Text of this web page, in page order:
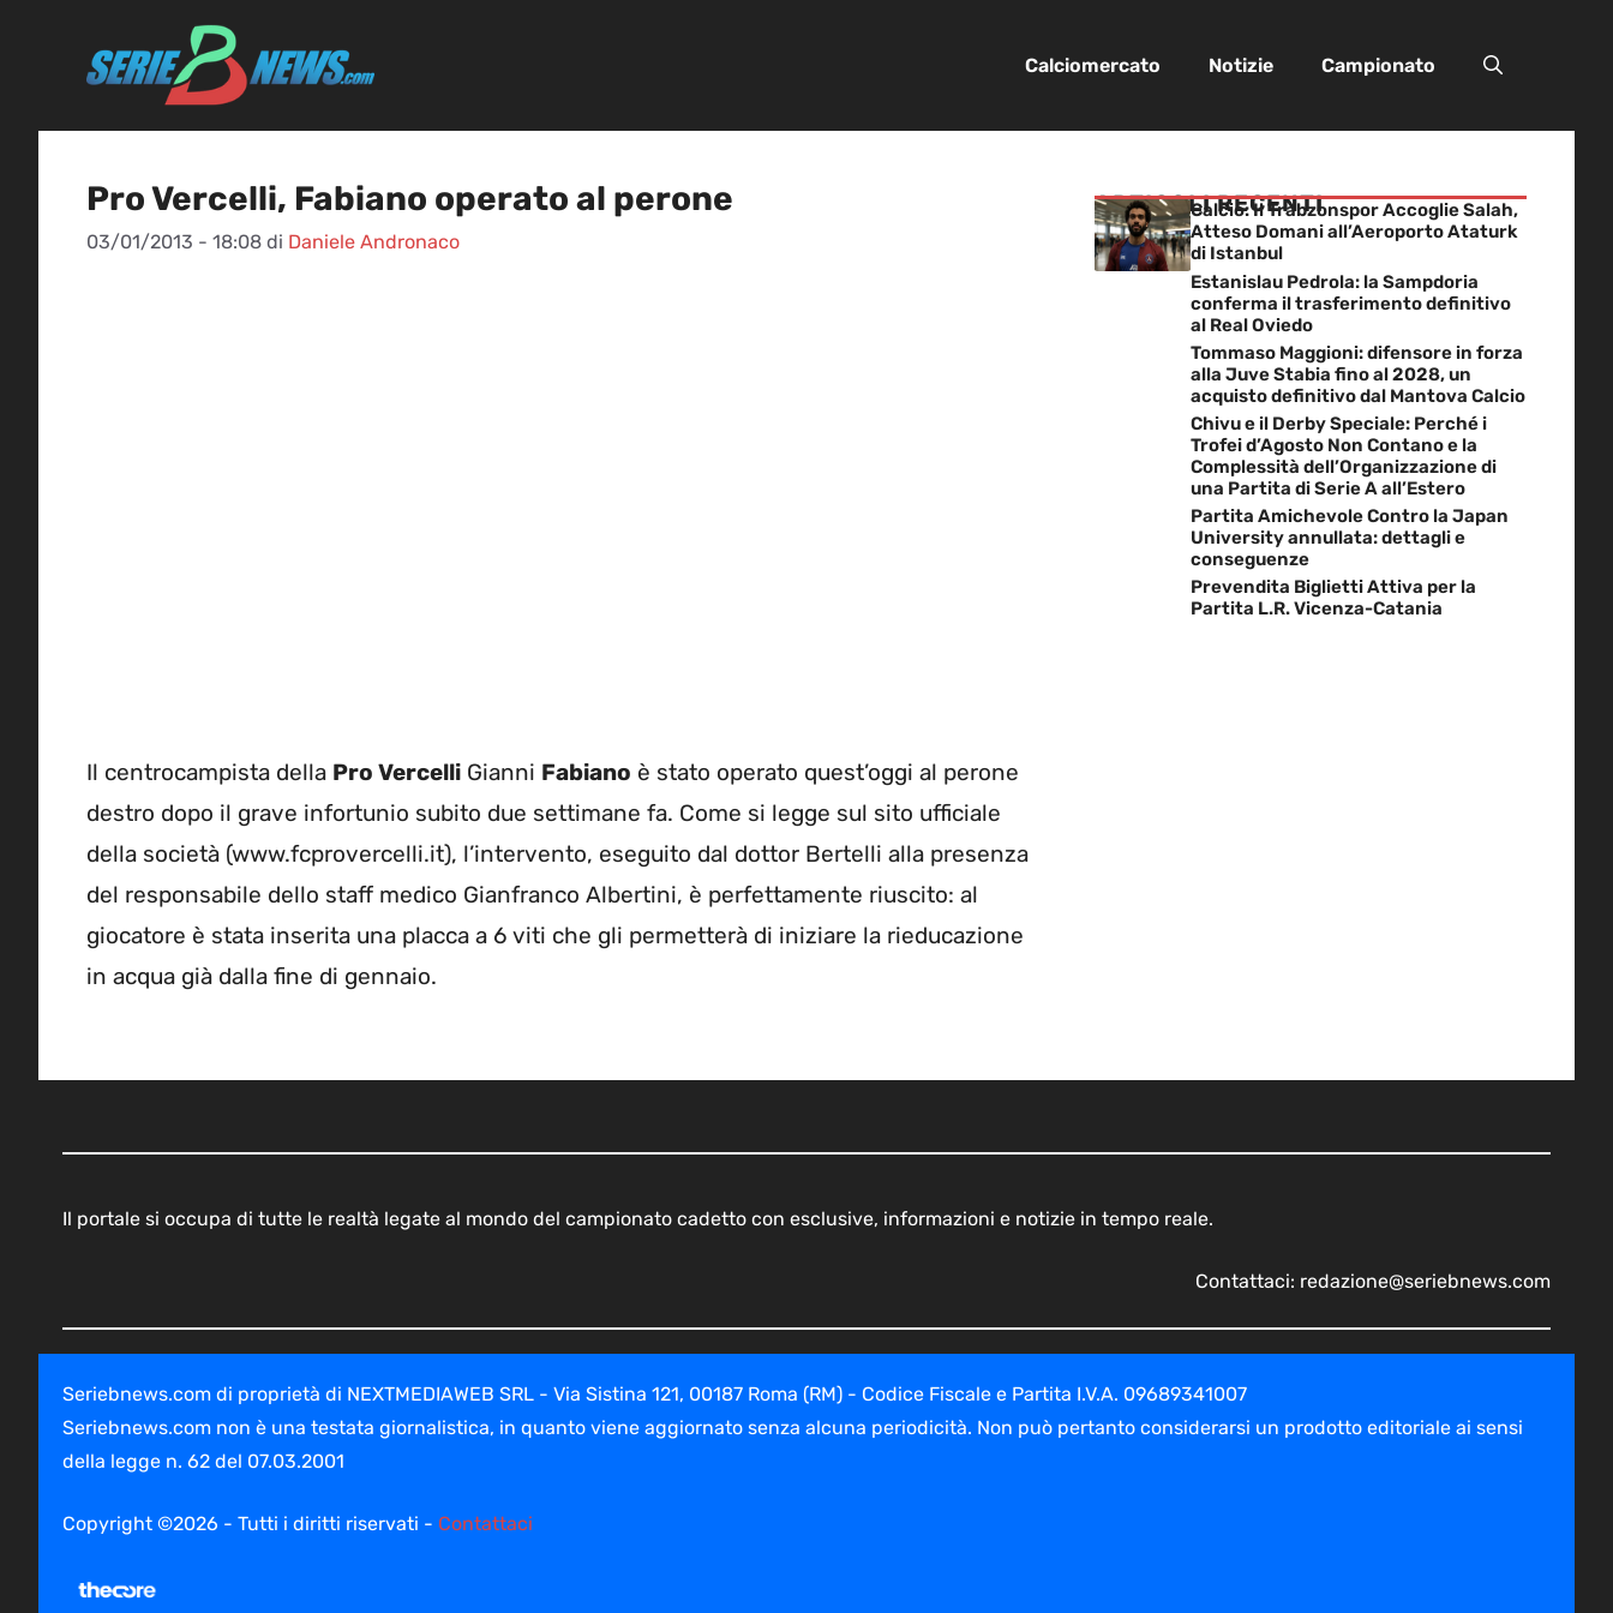
Calciomercato Notizie Campionato
Pro Vercelli, Fabiano operato al perone
03/01/2013 - 18:08 di Daniele Andronaco
Il centrocampista della Pro Vercelli Gianni Fabiano è stato operato quest’oggi al perone
destro dopo il grave infortunio subito due settimane fa. Come si legge sul sito ufficiale
della società (www.fcprovercelli.it), l’intervento, eseguito dal dottor Bertelli alla presenza
del responsabile dello staff medico Gianfranco Albertini, è perfettamente riuscito: al
giocatore è stata inserita una placca a 6 viti che gli permetterà di iniziare la rieducazione
in acqua già dalla fine di gennaio.
ARTICOLI RECENTI
Calcio: Il Trabzonspor Accoglie Salah,
Atteso Domani all’Aeroporto Ataturk
di Istanbul
Estanislau Pedrola: la Sampdoria
conferma il trasferimento definitivo
al Real Oviedo
Tommaso Maggioni: difensore in forza
alla Juve Stabia fino al 2028, un
acquisto definitivo dal Mantova Calcio
Chivu e il Derby Speciale: Perché i
Trofei d’Agosto Non Contano e la
Complessità dell’Organizzazione di
una Partita di Serie A all’Estero
Partita Amichevole Contro la Japan
University annullata: dettagli e
conseguenze
Prevendita Biglietti Attiva per la
Partita L.R. Vicenza-Catania
Il portale si occupa di tutte le realtà legate al mondo del campionato cadetto con esclusive, informazioni e notizie in tempo reale.
Contattaci: redazione@seriebnews.com
Seriebnews.com di proprietà di NEXTMEDIAWEB SRL - Via Sistina 121, 00187 Roma (RM) - Codice Fiscale e Partita I.V.A. 09689341007
Seriebnews.com non è una testata giornalistica, in quanto viene aggiornato senza alcuna periodicità. Non può pertanto considerarsi un prodotto editoriale ai sensi
della legge n. 62 del 07.03.2001
Copyright ©2026 - Tutti i diritti riservati - Contattaci